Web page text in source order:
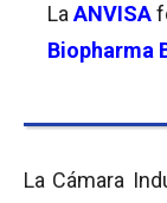
La ANVISA
Biopharma
La Cámara